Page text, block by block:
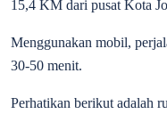
15,4 KM dari pusat Kota
Menggunakan mobil,
30-50 menit.
Perhatikan berikut adalah